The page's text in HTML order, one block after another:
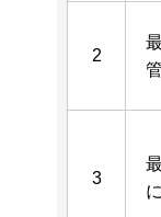
2
3